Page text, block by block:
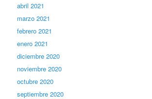
abril 2021
marzo 2021
febrero 2021
enero 2021
diciembre 2020
noviembre 2020
octubre 2020
septiembre 2020